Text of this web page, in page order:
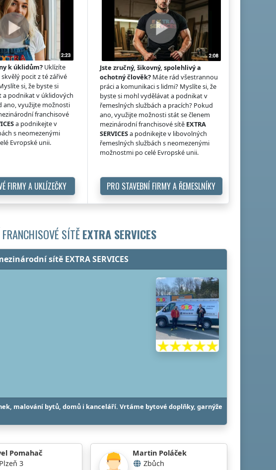
k úklidům? Uklízíte
pocit z té zářivé
si, že byste si
a podnikat v úklidových
ano, využijte možnosti
franchisové
a podnikejte v
s neomezenými
Evropské unii.
FIRMY A UKLÍZEČKY
Jste zručný, šikovný, spolehlivý a
ochotný člověk?Máte rád všestrannou
práci a komunikaci s lidmi? Myslíte si, že
byste si mohl vydělávat a podnikat v
řemeslných službách a pracích? Pokud
ano, využijte možnosti stát se členem
mezinárodní franchisové sítě EXTRA
SERVICESa podnikejte v libovolných
řemeslných službách s neomezenými
možnostmi po celé Evropské unii.
PRO STAVEBNÍ FIRMY A ŘEMESLNÍKY
SÍTĚEXTRA SERVICES
sítě EXTRA SERVICES
malování bytů, domů i kanceláří. Vrtáme bytové doplňky, garnýže
Pomahač
Plzeň 3
Martin Poláček
Zbůch